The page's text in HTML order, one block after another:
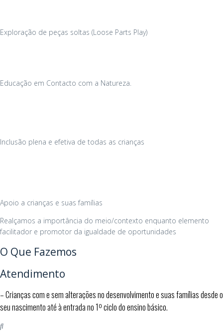
Exploração de peças soltas (Loose Parts Play)
Educação em Contacto com a Natureza.
Inclusão plena e efetiva de todas as crianças
Apoio a crianças e suas famílias
Realçamos a importância do meio/contexto enquanto elemento
facilitador e promotor da igualdade de oportunidades
O Que Fazemos
Atendimento
– Crianças com e sem alterações no desenvolvimento e suas famílias desde o
seu nascimento até à entrada no 1º ciclo do ensino básico.